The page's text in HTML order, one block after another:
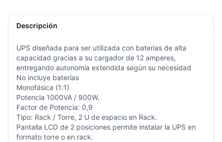
Descripción
UPS diseñada para ser utilizada con baterías de alta
capacidad gracias a su cargador de 12 amperes,
entregando autonomía extendida según su necesidad
No incluye baterías
Monofásica (1:1)
Potencia 1000VA / 900W.
Factor de Potencia: 0,9
Tipo: Rack / Torre, 2 U de espacio en Rack.
Pantalla LCD de 2 posiciones permite instalar la UPS en
formato torre o en rack.